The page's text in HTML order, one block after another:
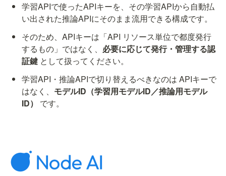
学習APIで使ったAPIキーを、その学習APIから自動払
い出された推論APIにそのまま流用できる構成です。
そのため、APIキーは「API リソース単位で都度発行
するもの」ではなく、 必要に応じて発行・管理する認
証鍵 として扱ってください。
学習API・推論APIで切り替えるべきなのは APIキーで
はなく、 モデルID（学習用モデルID／推論用モデル
ID）
です。